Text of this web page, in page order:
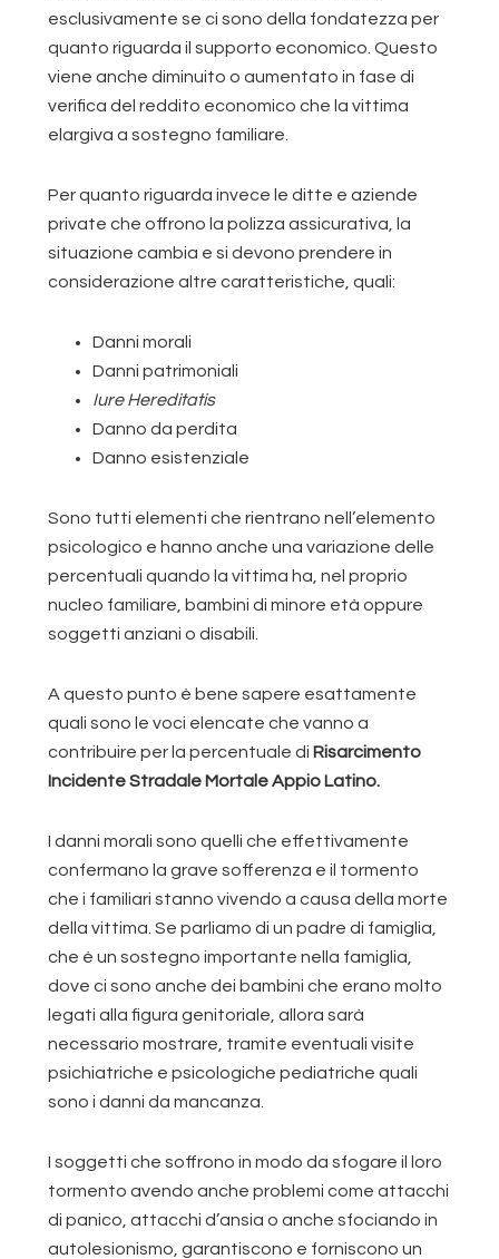
esclusivamente se ci sono della fondatezza per
quanto riguarda il supporto economico. Questo
viene anche diminuito o aumentato in fase di
verifica del reddito economico che la vittima
elargiva a sostegno familiare.
Per quanto riguarda invece le ditte e aziende
private che offrono la polizza assicurativa, la
situazione cambia e si devono prendere in
considerazione altre caratteristiche, quali:
Danni morali
Danni patrimoniali
Iure Hereditatis
Danno da perdita
Danno esistenziale
Sono tutti elementi che rientrano nell’elemento
psicologico e hanno anche una variazione delle
percentuali quando la vittima ha, nel proprio
nucleo familiare, bambini di minore età oppure
soggetti anziani o disabili.
A questo punto è bene sapere esattamente
quali sono le voci elencate che vanno a
contribuire per la percentuale di Risarcimento
Incidente Stradale Mortale Appio Latino.
I danni morali sono quelli che effettivamente
confermano la grave sofferenza e il tormento
che i familiari stanno vivendo a causa della morte
della vittima. Se parliamo di un padre di famiglia,
che è un sostegno importante nella famiglia,
dove ci sono anche dei bambini che erano molto
legati alla figura genitoriale, allora sarà
necessario mostrare, tramite eventuali visite
psichiatriche e psicologiche pediatriche quali
sono i danni da mancanza.
I soggetti che soffrono in modo da sfogare il loro
tormento avendo anche problemi come attacchi
di panico, attacchi d’ansia o anche sfociando in
autolesionismo, garantiscono e forniscono un